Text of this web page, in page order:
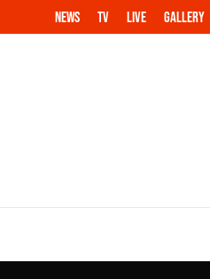
NEWS TV LIVE GALLERY